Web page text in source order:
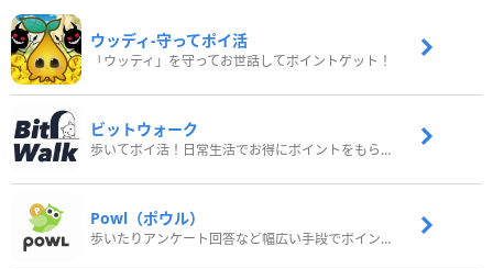
ウッディ‐守ってポイ活
「ウッディ」を守ってお世話してポイントゲット！
ビットウォーク
歩いてポイ活！日常生活でお得にポイントをもらおう
Powl（ポウル）
歩いたりアンケート回答など幅広い手段でポイントをゲット